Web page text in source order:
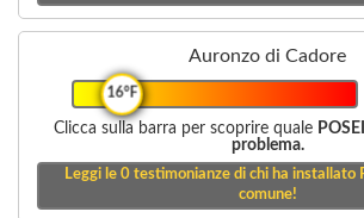
Auronzo di Cadore
16°F
Clicca sulla barra per scoprire quale
problema.
Leggi le 0testimonianze di chi ha installato
comune!